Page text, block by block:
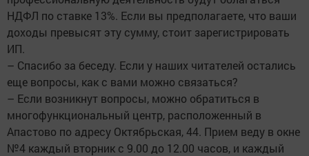
НДФЛ по ставке 13%. Если вы предполагаете, что ваши
доходы превысят эту сумму, стоит зарегистрировать
ИП.
– Спасибо за беседу. Если у наших читателей остались
еще вопросы, как с вами можно связаться?
– Если возникнут вопросы, можно обратиться в
многофункциональный центр, расположенный в
Апастово по адресу Октябрьская, 44. Прием веду в окне
№4 каждый вторник с 9.00 до 12.00 часов, и каждый